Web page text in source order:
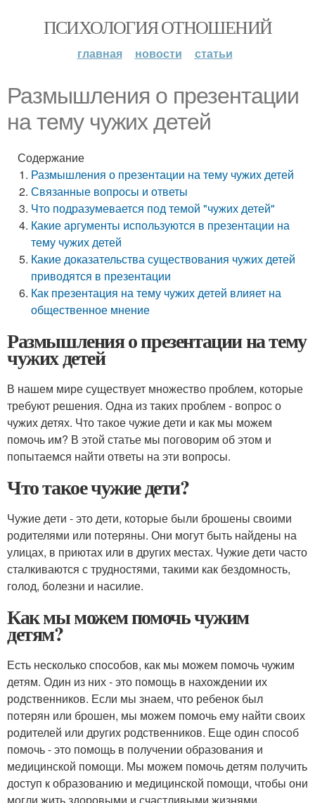
ПСИХОЛОГИЯ ОТНОШЕНИЙ
главная новости статьи
Размышления о презентации
на тему чужих детей
Содержание
Размышления о презентации на тему чужих детей
Связанные вопросы и ответы
Что подразумевается под темой "чужих детей"
Какие аргументы используются в презентации на
тему чужих детей
Какие доказательства существования чужих детей
приводятся в презентации
Как презентация на тему чужих детей влияет на
общественное мнение
Размышления о презентации на тему
чужих детей
В нашем мире существует множество проблем, которые
требуют решения. Одна из таких проблем - вопрос о
чужих детях. Что такое чужие дети и как мы можем
помочь им? В этой статье мы поговорим об этом и
попытаемся найти ответы на эти вопросы.
Что такое чужие дети?
Чужие дети - это дети, которые были брошены своими
родителями или потеряны. Они могут быть найдены на
улицах, в приютах или в других местах. Чужие дети часто
сталкиваются с трудностями, такими как бездомность,
голод, болезни и насилие.
Как мы можем помочь чужим
детям?
Есть несколько способов, как мы можем помочь чужим
детям. Один из них - это помощь в нахождении их
родственников. Если мы знаем, что ребенок был
потерян или брошен, мы можем помочь ему найти своих
родителей или других родственников. Еще один способ
помочь - это помощь в получении образования и
медицинской помощи. Мы можем помочь детям получить
доступ к образованию и медицинской помощи, чтобы они